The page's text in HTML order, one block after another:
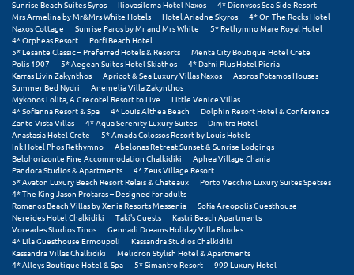
Χαλκιδική
Χανιά
Χερσόνησος
Χερσόνησος Άθως
Χίος
Χράνοι Μεσσηνίας
Ψ
Ψαθόπυργος
Sunrise Beach Suites Syros
Iliovasilema Hotel Naxos
4* Dionysos Sea Side Resort
Mrs Armelina by Mr&Mrs White Hotels
Hotel Ariadne Skyros
4* On The Rocks Hotel
Naxos Cottage
Sunrise Paros by Mr and Mrs White
5* Rethymno Mare Royal Hotel
4* Orpheas Resort
Porfi Beach Hotel
5* Lesante Classic – Preferred Hotels & Resorts
Menta City Boutique Hotel Crete
Polis 1907
5* Aegean Suites Hotel Skiathos
4* Dafni Plus Hotel Pieria
Karras Livin Zakynthos
Apricot & Sea Luxury Villas Naxos
Aspros Potamos Houses
Summer Bed Nydri
Anemelia Villa Zakynthos
Mykonos Lolita, A Grecotel Resort to Live
Little Venice Villas
4* Sofianna Resort & Spa
4* Louis Althea Beach
Dolphin Resort Hotel & Conference
Zante Vista Villas
4* Aqua Serenity Luxury Suites
Dimitra Hotel
Anastasia Hotel Crete
5* Amada Colossos Resort by Louis Hotels
Ink Hotel Phos Rethymno
Abelonas Retreat Sunset & Sunrise Lodgings
Belohorizonte Fine Accommodation Chalkidiki
Aphea Village Chania
Pandora Studios & Apartments
4* Zeus Village Resort
5* Avaton Luxury Beach Resort Relais & Chateaux
Porto Vecchio Luxury Suites Spetses
4* The King Jason Protaras – Designed for adults
Romanos Beach Villas by Xenia Resorts Messenia
Sofia Areopolis Guesthouse
Nereides Hotel Chalkidiki
Taki's Guests
Kastri Beach Apartments
Voreades Studios Tinos
Gennadi Dreams Holiday Villa Rhodes
4* Lila Guesthouse Ermoupoli
Kassandra Studios Chalkidiki
Kassandra Villas Chalkidiki
Melidron Stylish Hotel & Apartments
4* Alleys Boutique Hotel & Spa
5* Simantro Resort 999 Luxury Hotel